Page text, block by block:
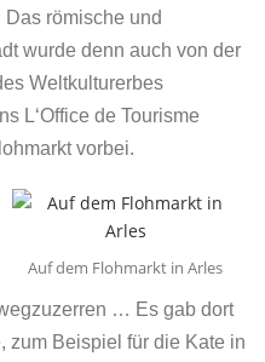
römische und
wurde denn auch von der
Weltkulturerbes
L‘Office de Tourisme
vorbei.
Auf dem Flohmarkt in Arles
… Es gab dort
zum Beispiel für die Kate in